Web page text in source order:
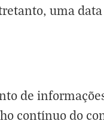
uma
de
contínuo do